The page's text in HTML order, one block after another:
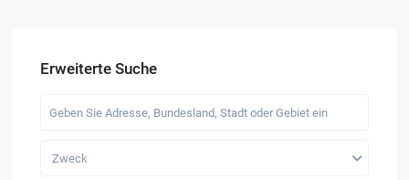
Erweiterte Suche
Zweck